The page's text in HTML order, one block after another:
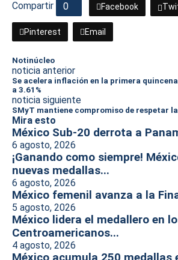
Compartir 0 Facebook
Pinterest Email
Notinúcleo
noticia anterior
Se acelera inflación en la primera
a 3.61%
noticia siguiente
SMyT mantiene compromiso de respetar
Mira esto
México Sub-20 derrota a
6 agosto, 2026
¡Ganando como siempre!
nuevas medallas...
6 agosto, 2026
México femenil avanza a la
5 agosto, 2026
México lidera el medallero en
Centroamericanos...
4 agosto, 2026